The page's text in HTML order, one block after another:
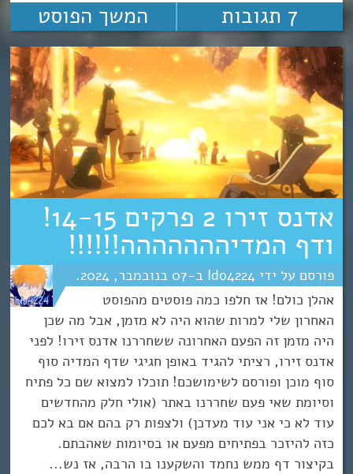
7 תגובות המשך הפוסט
אדנס זירו 2 פרקים 14-15!
ודף המדיההההההה!!!!!!
Ido4224
07 נובמבר 2024
אהלן כולם! אז חלפו כמה פוסטים מהפוסט
האחרון שלי למרות שהוא היה לא מזמן, אבל מה שכן
היה מזמן זה הפעם האחרונה ששחררנו אדנס זירו! לפני
אדנס זירו, רציתי להגיד באופן חגיגי שדף המדיה סוף
סוף מוכן ופורסם לשימושכם! תוכלו למצוא שם כל פתיח
וסיומת שאי פעם שחררנו באתר (אולי חלק מהחדשים
עוד לא כי אני עוד מעדכן) ולצפות רק בהם אם בא לכם
כזה להיזכר בפתיחים מפעם או בסיומות שאהבתם.
בקיצור דף ממש נחמד והשקענו בו הרבה, אז נש...